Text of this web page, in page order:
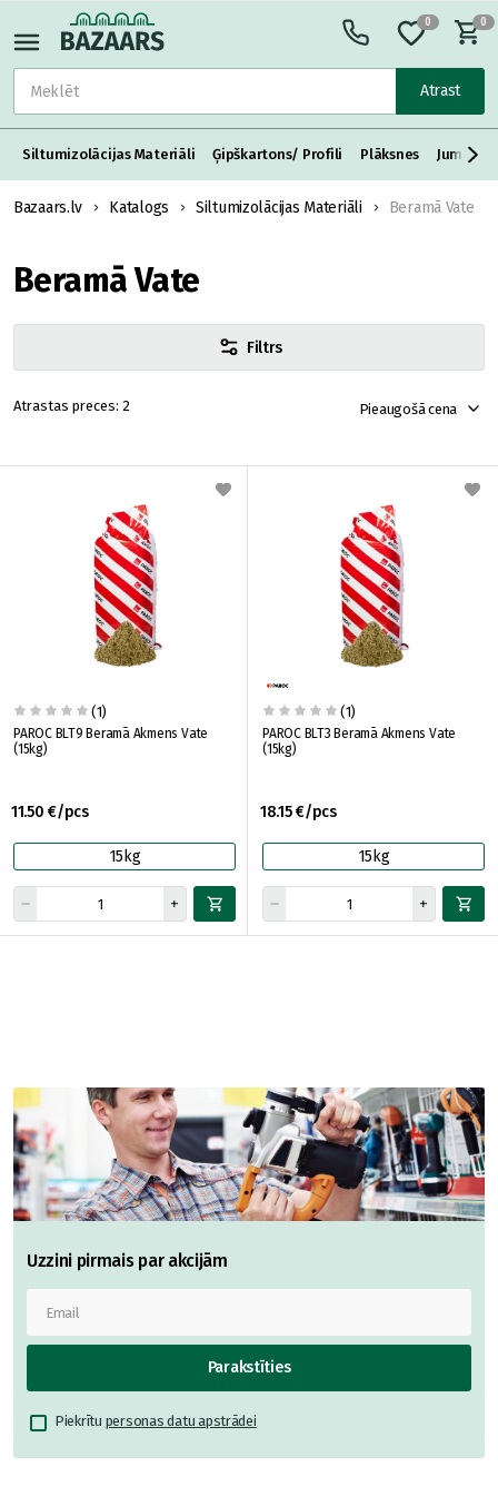
Atrast
0 0
Siltumizolācijas Materiāli Ģipškartons/ Profili Plāksnes Jumta
Bazaars.lv Katalogs Siltumizolācijas Materiāli Beramā Vate
Beramā Vate
Filtrs
2 Pieaugošā cena
(1)
PAROC BLT9 Beramā Akmens Vate
(15kg)
11.50 €/pcs
15kg
(1)
PAROC BLT3 Beramā Akmens Vate
(15kg)
18.15 €/pcs
15kg
Uzzini pirmais par akcijām
Parakstīties
Piekrītu personas datu apstrādei